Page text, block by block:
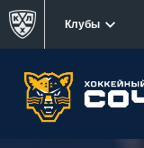
Клубы